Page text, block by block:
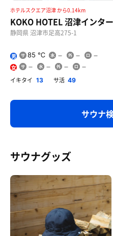
ホテルスクエア沼津 から0.14km
KOKO HOTEL 沼津インター
静岡県 沼津市足高275-1
男 85 ℃
女
イキタイ 13 サ活 49
サウナ
サウナグッズ